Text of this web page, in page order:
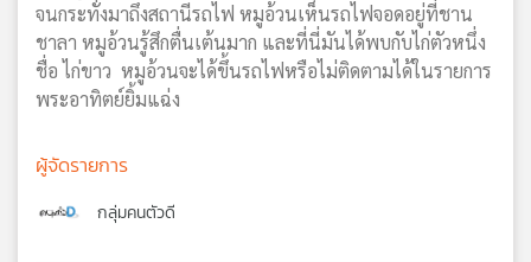
จนกระทั่งมาถึงสถานีรถไฟ หมูอ้วนเห็นรถไฟจอดอยู่ที่ชาน
ชาลา หมูอ้วนรู้สึกตื่นเต้นมาก และที่นี่มันได้พบกับไก่ตัวหนึ่ง
ชื่อ ไก่ขาว หมูอ้วนจะได้ขึ้นรถไฟหรือไม่ติดตามได้ในรายการ
พระอาทิตย์ยิ้มแฉ่ง
ผู้จัดรายการ
กลุ่มคนตัวดี